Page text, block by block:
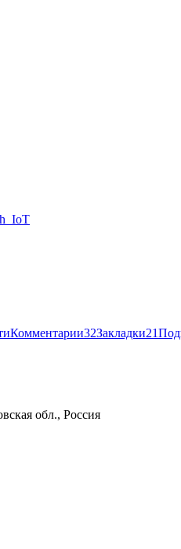
Комментарии32Закладки21
обл., Россия